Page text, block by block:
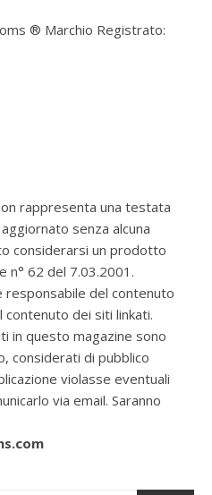
® Marchio Registrato:
rappresenta una testata
senza alcuna
considerarsi un prodotto
n° 62 del 7.03.2001.
responsabile del contenuto
dei siti linkati.
in questo magazine sono
considerati di pubblico
violasse eventuali
via email. Saranno